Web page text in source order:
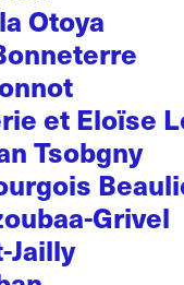
Otoya
et Eloïse
Tsobgny
Grivel
Jailly